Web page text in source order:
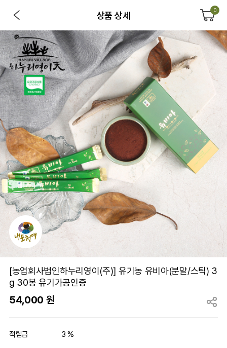
상품 상세 0
[농업회사법인하누리영이(주)] 유기농 유비아(분말/스틱) 3
g 30봉 유기가공인증
54,000 원
적립금 3 %